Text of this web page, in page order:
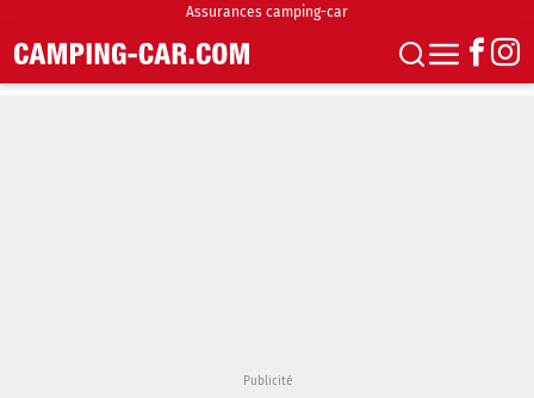
Assurances camping-car